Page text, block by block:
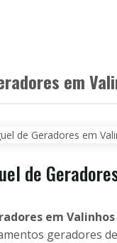
em
de
em Valinhos
geradores